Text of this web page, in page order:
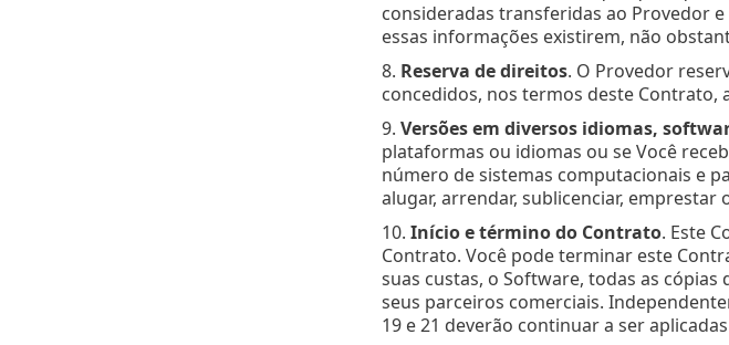
consideradas transferidas ao Provedor
essas informações existirem, não
8. Reserva de direitos. O Provedor
concedidos, nos termos deste Contrato,
9. Versões em diversos idiomas,
plataformas ou idiomas ou se Você
número de sistemas computacionais e
alugar, arrendar, sublicenciar,
10. Início e término do Contrato. Este
Contrato. Você pode terminar este
suas custas, o Software, todas as
seus parceiros comerciais.
19 e 21 deverão continuar a ser